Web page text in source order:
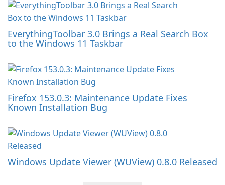
EverythingToolbar 3.0 Brings a Real Search Box
to the Windows 11 Taskbar
Firefox 153.0.3: Maintenance Update Fixes
Known Installation Bug
Windows Update Viewer (WUView) 0.8.0 Released